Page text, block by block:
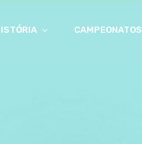
CAMPEONATOS